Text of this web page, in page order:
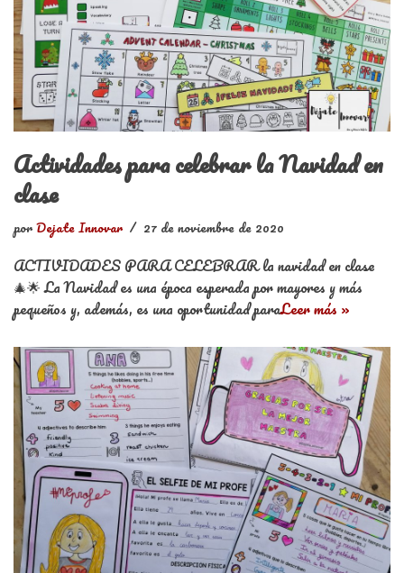
Actividades para celebrar la Navidad en
clase
porDejate Innovar 27 de noviembre de 2020
ACTIVIDADES PARA CELEBRAR la navidad en clase
🎄🌟 La Navidad es una época esperada por mayores y más
pequeños y, además, es una oportunidad paraLeer más »